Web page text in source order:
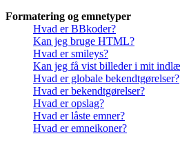
Formatering og emnetyper
Hvad er BBkoder?
Kan jeg bruge HTML?
Hvad er smileys?
Kan jeg få vist billeder i mit
Hvad er globale bekendtgørelser?
Hvad er bekendtgørelser?
Hvad er opslag?
Hvad er låste emner?
Hvad er emneikoner?